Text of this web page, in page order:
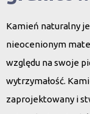
Kamień naturalny
nieocenionym
względu na swoje
wytrzymałość.
zaprojektowany i